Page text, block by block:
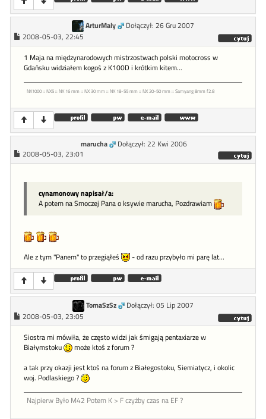
ArturMaly
Dołączył: 26 Gru 2007
2008-05-03, 22:45
1 Maja na międzynarodowych mistrzostwach polski motocross w
Gdańsku widziałem kogoś z K100D i krótkim kitem...
NX1000 :: NX5 :: NX 16 mm :: NX 30 mm :: NX 18-55 mm :: NX 20-50 mm :: Samyang 8mm f2.8
marucha
Dołączył: 22 Kwi 2006
2008-05-03, 23:01
cynamonowy napisał/a:
A potem na Smoczej Pana o ksywie marucha, Pozdrawiam
Ale z tym "Panem" to przegiąłeś - od razu przybyło mi parę lat...
TomaSzSz
Dołączył: 05 Lip 2007
2008-05-03, 23:05
Siostra mi mówiła, że często widzi jak śmigają pentaxiarze w
Białymstoku
może ktoś z forum ?
a tak przy okazji jest ktoś na forum z Białegostoku, Siemiatycz, i okolic
woj. Podlaskiego ?
Najpierw Było M42 Potem K > F czyżby czas na EF ?